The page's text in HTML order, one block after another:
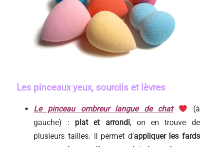
Les pinceaux yeux, sourcils et lèvres
Le pinceau ombreur langue de chat
(à
gauche) : plat et arrondi, on en trouve de
plusieurs tailles. Il permet d’appliquer les fards